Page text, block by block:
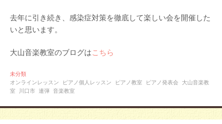
去年に引き続き、感染症対策を徹底して楽しい会を開催した
いと思います。
大山音楽教室のブログはこちら
未分類
オンラインレッスン
ピアノ個人レッスン ピアノ教室 ピアノ発表会
大山音楽教
室
川口市 連弾 音楽教室